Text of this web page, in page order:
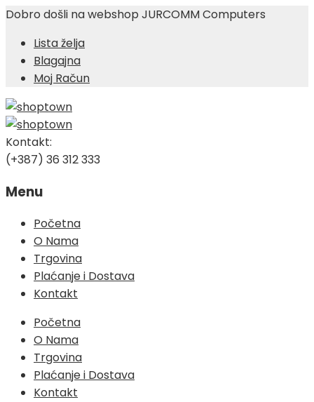
Dobro došli na webshop JURCOMM Computers
Lista želja
Blagajna
Moj Račun
Kontakt:
(+387) 36 312 333
Menu
Skip
content
Početna
O Nama
Trgovina
Plaćanje i Dostava
Kontakt
Početna
O Nama
Trgovina
Plaćanje i Dostava
Kontakt